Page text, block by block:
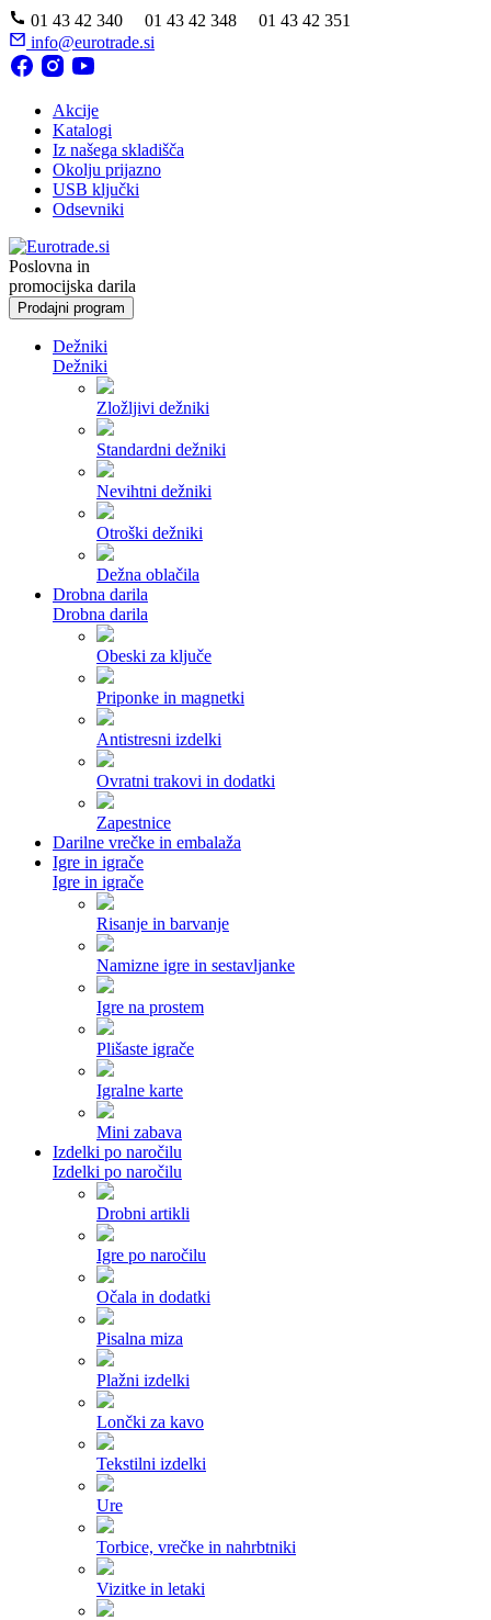
01 43 42 340 01 43 42 348 01 43 42 351
info@eurotrade.si
Akcije
Katalogi
Iz našega skladišča
Okolju prijazno
USB ključki
Odsevniki
Poslovna in
promocijska darila
Prodajni program
Dežniki
Dežniki
Zložljivi dežniki
Standardni dežniki
Nevihtni dežniki
Otroški dežniki
Dežna oblačila
Drobna darila
Drobna darila
Obeski za ključe
Priponke in magnetki
Antistresni izdelki
Ovratni trakovi in dodatki
Zapestnice
Darilne vrečke in embalaža
Igre in igrače
Igre in igrače
Risanje in barvanje
Namizne igre in sestavljanke
Igre na prostem
Plišaste igrače
Igralne karte
Mini zabava
Izdelki po naročilu
Izdelki po naročilu
Drobni artikli
Igre po naročilu
Očala in dodatki
Pisalna miza
Plažni izdelki
Lončki za kavo
Tekstilni izdelki
Ure
Torbice, vrečke in nahrbtniki
Vizitke in letaki